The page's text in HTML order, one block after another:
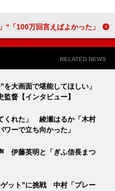
「100万回言えばよかった」“直木”佐藤健と“悠依”井上真央の“オムライスキス”が話題に 悠依の告白に「涙があふれた」
RELATED NEWS
を大画面で堪能してほしい」
監督【インタビュー】
くれた」 綾瀬はるか「木村
ーで立ち向かった」
伊藤英明と「ぎふ信長まつ
ゲット”に挑戦 中村「プレー